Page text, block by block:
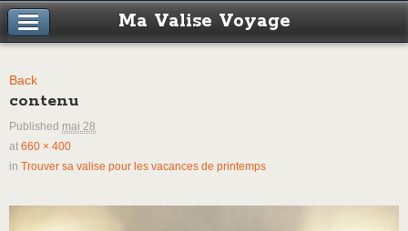
Ma Valise Voyage
Back
contenu
Published mai 28
at 660 × 400
in Trouver sa valise pour les vacances de printemps